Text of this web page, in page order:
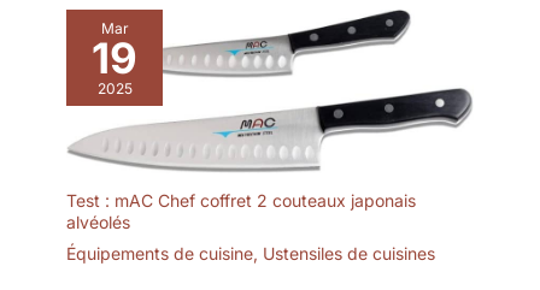
Mar
19
2025
Test : mAC Chef coffret 2 couteaux japonais
alvéolés
Équipements de cuisine, Ustensiles de cuisines